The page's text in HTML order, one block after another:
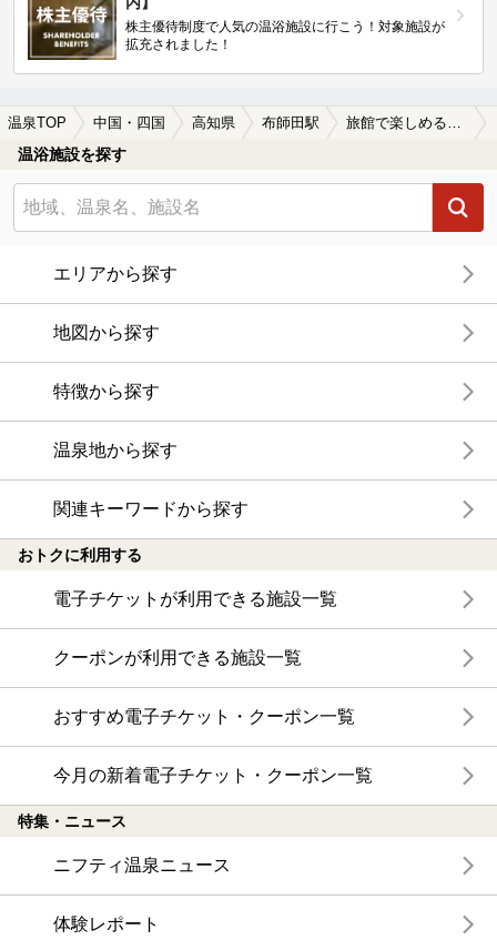
株主優待制度で人気の温浴施設に行こう！対象施設が
拡充されました！
温泉TOP 中国・四国 高知県 布師田駅 旅館で楽しめる布師田駅近くの温泉、日帰り温泉、スーパー銭湯おすすめ
温浴施設を探す
エリアから探す
地図から探す
特徴から探す
温泉地から探す
関連キーワードから探す
おトクに利用する
電子チケットが利用できる施設一覧
クーポンが利用できる施設一覧
おすすめ電子チケット・クーポン一覧
今月の新着電子チケット・クーポン一覧
特集・ニュース
ニフティ温泉ニュース
体験レポート